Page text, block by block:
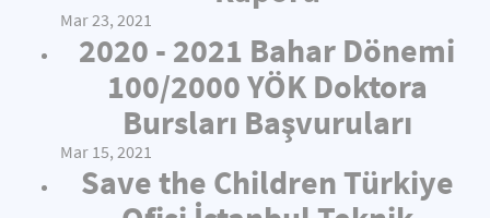
Mar 23, 2021
2020 - 2021 Bahar Dönemi
100/2000 YÖK Doktora
Bursları Başvuruları
Mar 15, 2021
Save the Children Türkiye